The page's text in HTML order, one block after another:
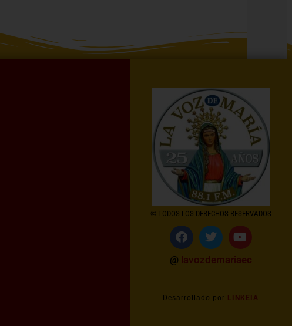
© TODOS LOS DERECHOS RESERVADOS
@ lavozdemariaec
Desarrollado por LINKEIA